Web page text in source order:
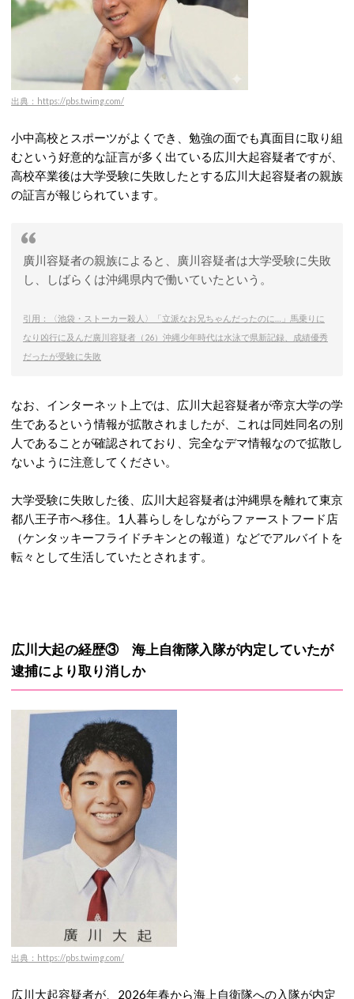
出典：https://pbs.twimg.com/
小中高校とスポーツがよくでき、勉強の面でも真面目に取り組
むという好意的な証言が多く出ている広川大起容疑者ですが、
高校卒業後は大学受験に失敗したとする広川大起容疑者の親族
の証言が報じられています。
廣川容疑者の親族によると、廣川容疑者は大学受験に失敗
し、しばらくは沖縄県内で働いていたという。
引用：〈池袋・ストーカー殺人〉「立派なお兄ちゃんだったのに…」馬乗りに
なり凶行に及んだ廣川容疑者（26）沖縄少年時代は水泳で県新記録、成績優秀
だったが受験に失敗
なお、インターネット上では、広川大起容疑者が帝京大学の学
生であるという情報が拡散されましたが、これは同姓同名の別
人であることが確認されており、完全なデマ情報なので拡散し
ないように注意してください。
大学受験に失敗した後、広川大起容疑者は沖縄県を離れて東京
都八王子市へ移住。1人暮らしをしながらファーストフード店
（ケンタッキーフライドチキンとの報道）などでアルバイトを
転々として生活していたとされます。
広川大起の経歴③ 海上自衛隊入隊が内定していたが
逮捕により取り消しか
出典：https://pbs.twimg.com/
広川大起容疑者が、2026年春から海上自衛隊への入隊が内定